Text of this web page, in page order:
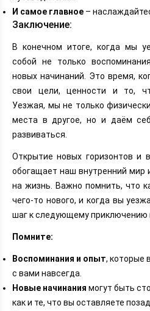
И самое главное –
Заключение:
В конечном итоге, когда мы
собой не только
новых начинаний. Это время,
свои цели, ценности и то,
Уезжая, мы не только
места в другое, но и даём
развиваться.
Открытие новых горизонтов и
обогащает наш внутренний мир
на жизнь. Важно помнить, что
чего-то нового, и когда вы
шаг к следующему приключению
Помните:
Воспоминания и опыт, которые
с вами навсегда.
Новые начинания могут быть
как и те, что вы оставляете